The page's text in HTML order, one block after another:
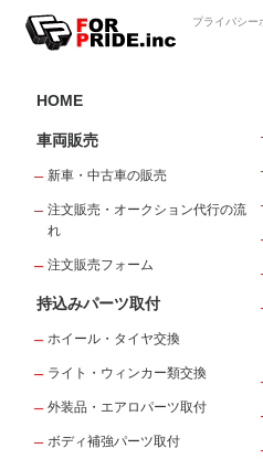
プライバシー
HOME
車両販売
新車・中古車の販売
注文販売・オークション代行の流
れ
注文販売フォーム
持込みパーツ取付
ホイール・タイヤ交換
ライト・ウィンカー類交換
外装品・エアロパーツ取付
ボディ補強パーツ取付